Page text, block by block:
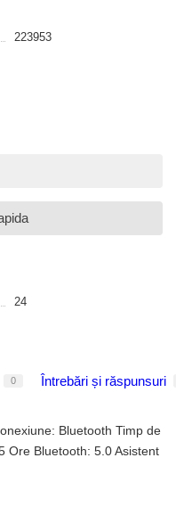
223953
24
0 Întrebări și răspunsuri
Bluetooth Timp de
Ore Bluetooth: 5.0 Asistent